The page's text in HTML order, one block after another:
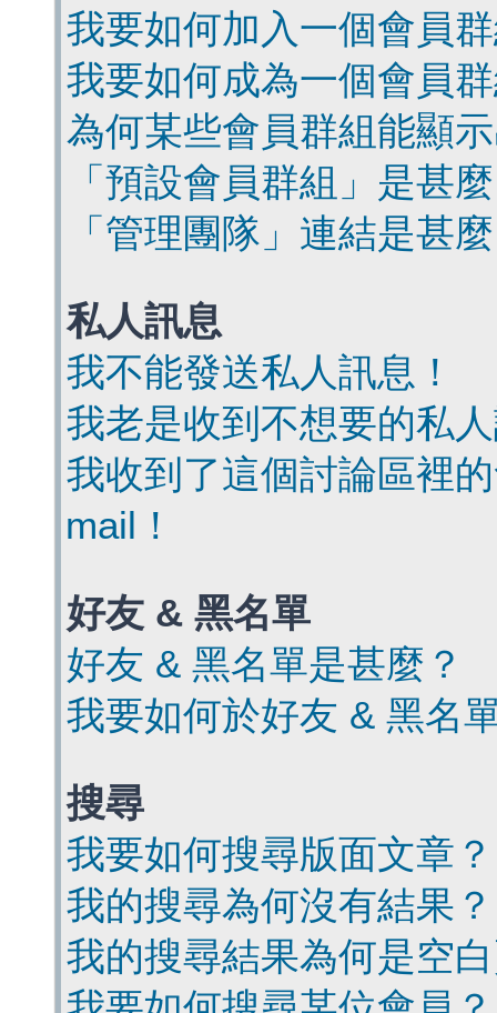
我要如何加入一個會員
我要如何成為一個會員
為何某些會員群組能顯
「預設會員群組」是甚
「管理團隊」連結是甚
私人訊息
我不能發送私人訊息！
我老是收到不想要的私
我收到了這個討論區裡
mail！
好友 & 黑名單
好友 & 黑名單是甚麼？
我要如何於好友 & 黑名
搜尋
我要如何搜尋版面文章？
我的搜尋為何沒有結果？
我的搜尋結果為何是空